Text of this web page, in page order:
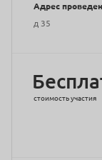
Адрес
д 35
стоимость участия